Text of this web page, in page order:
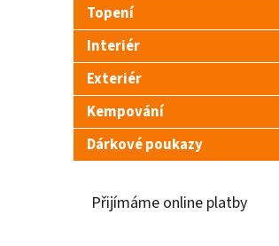
Topení
Interiér
Exteriér
Kempování
Dárkové poukazy
Přijímáme online platby